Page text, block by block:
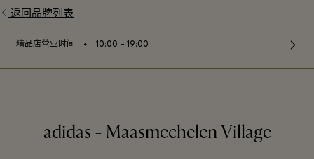
返回品牌列表
精品店营业时间 ⬩ 10:00 – 19:00
adidas - Maasmechelen Village